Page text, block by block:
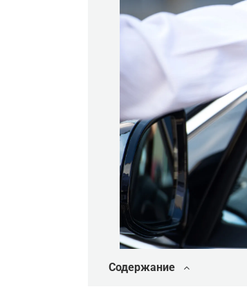
Содержание